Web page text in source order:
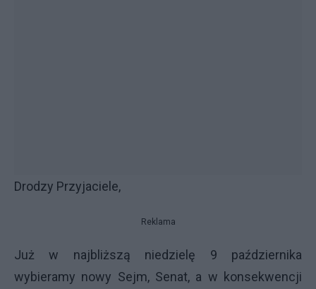
Drodzy Przyjaciele,
Reklama
Już w najbliższą niedzielę 9 października
wybieramy nowy Sejm, Senat, a w konsekwencji